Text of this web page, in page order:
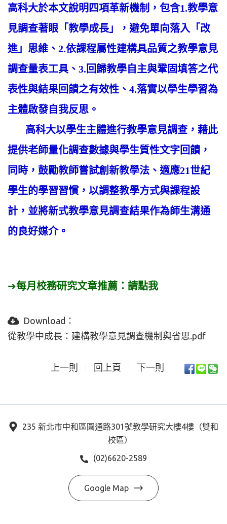
高科大於本文說明四項革新機制，包含1.教學意
見調查著眼「教學成長」，避免單向落入「改
進」思維、2.依課程屬性建構具品質之教學意見
調查量表工具、3.回歸教學自主與鞏固填答之代
表性與結果回饋之有效性、4.落實以學生學習為
主體啟發自我反思。
高科大以學生主體進行教學意見調查，藉此
提供老師量化調查數據與學生質性文字回饋，
同時，鼓勵教師嘗試創新教學法、適應21世紀
學生的學習習慣，以調整教學方式與課程設
計，並將新式教學意見調查結果作為師生溝通
的良好媒介。
➔每月校務研究文章推薦： 請點我
Download：
從教學中成長：建構教學意見調查機制與省思.pdf
上一則 回上頁 下一則
235 新北市中和區圓通路301號教學研究大樓4樓（雙和
校區）
(02)6620-2589
Google Map